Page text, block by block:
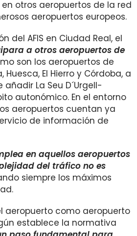
otros aeropuertos de la red
aeropuertos europeos.
del AFIS en Ciudad Real, el
a otros aeropuertos de
son los aeropuertos de
Huesca, El Hierro y Córdoba, a
La Seu D´Urgell-
autonómico. En el entorno
aeropuertos cuentan ya
de información de
en aquellos aeropuertos
del tráfico no es
siempre los máximos
aeropuerto como aeropuerto
establece la normativa